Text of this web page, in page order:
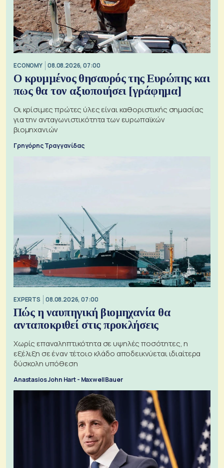
ECONOMY 08.08.2026, 07:00
Ο κρυμμένος θησαυρός της Ευρώπης και
πως θα τον αξιοποιήσει [γράφημα]
Οι κρίσιμες πρώτες ύλες είναι καθοριστικής σημασίας
για την ανταγωνιστικότητα των ευρωπαϊκών
βιομηχανιών
Γρηγόρης Τραγγανίδας
EXPERTS 08.08.2026, 07:00
Πώς η ναυπηγική βιομηχανία θα
ανταποκριθεί στις προκλήσεις
Χωρίς επαναληπτικότητα σε υψηλές ποσότητες, η
εξέλιξη σε έναν τέτοιο κλάδο αποδεικνύεται ιδιαίτερα
δύσκολη υπόθεση
Anastasios John Hart - Maxwell Bauer